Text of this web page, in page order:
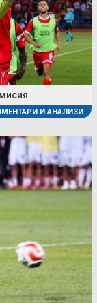
И АНАЛИЗИ